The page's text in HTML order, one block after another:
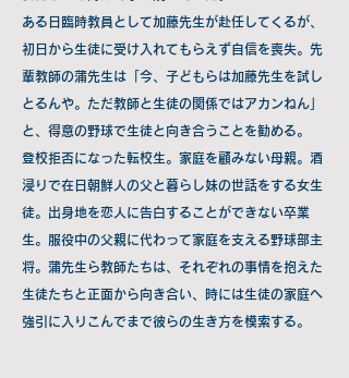
ある日臨時教員として加藤先生が赴任してくるが、
初日から生徒に受け入れてもらえず自信を喪失。先
輩教師の蒲先生は「今、子どもらは加藤先生を試し
とるんや。ただ教師と生徒の関係ではアカンねん」
と、得意の野球で生徒と向き合うことを勧める。
登校拒否になった転校生。家庭を顧みない母親。酒
浸りで在日朝鮮人の父と暮らし妹の世話をする女生
徒。出身地を恋人に告白することができない卒業
生。服役中の父親に代わって家庭を支える野球部主
将。蒲先生ら教師たちは、それぞれの事情を抱えた
生徒たちと正面から向き合い、時には生徒の家庭へ
強引に入りこんでまで彼らの生き方を模索する。